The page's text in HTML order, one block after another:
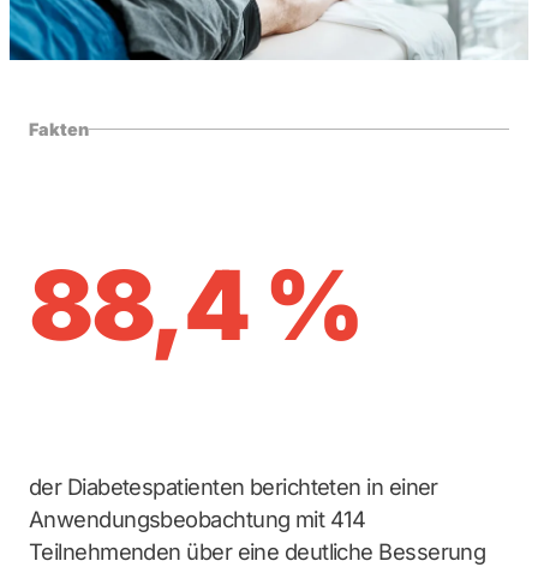
Fakten
88,4 %
der Diabetespatienten berichteten in einer
Anwendungsbeobachtung mit 414
Teilnehmenden über eine deutliche Besserung